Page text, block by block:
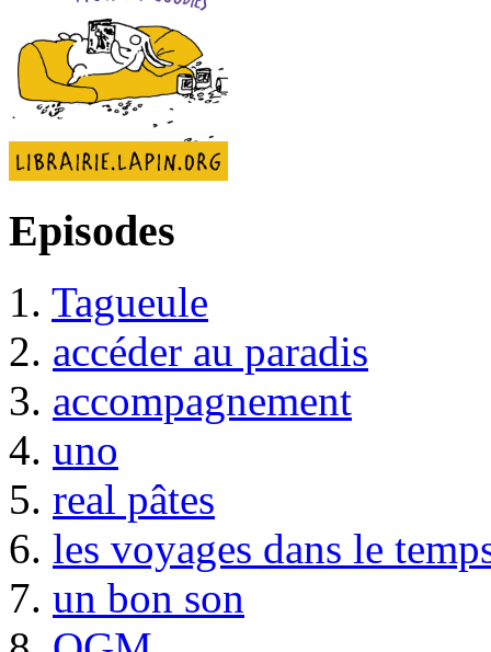
Episodes
1. Tagueule
2. accéder au paradis
3. accompagnement
4. uno
5. real pâtes
6. les voyages dans le
7. un bon son